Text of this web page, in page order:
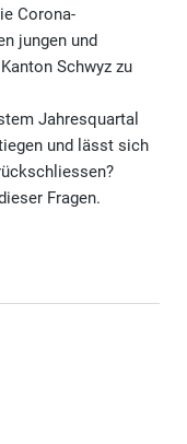
Corona-
jungen und
Schwyz zu
Jahresquartal
und lässt sich
Fragen.